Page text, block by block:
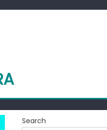
Search